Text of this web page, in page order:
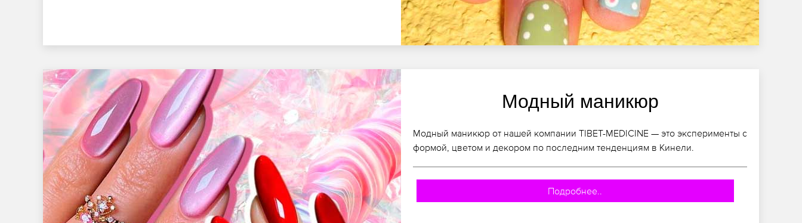
Модный маникюр
Модный маникюр от нашей компании TIBET-MEDICINE — это эксперименты с
формой, цветом и декором по последним тенденциям в Кинели.
Подробнее..